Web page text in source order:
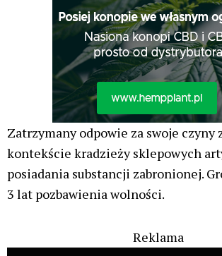
Zatrzymany odpowie za swoje czyny
kontekście kradzieży sklepowych
posiadania substancji zabronionej.
3 lat pozbawienia wolności.
Reklama